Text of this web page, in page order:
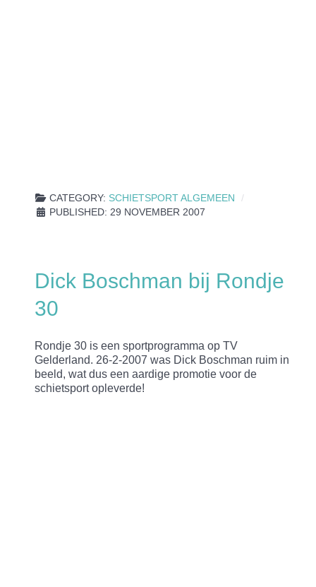
CATEGORY: SCHIETSPORT ALGEMEEN
PUBLISHED: 29 NOVEMBER 2007
Dick Boschman bij Rondje
30
Rondje 30 is een sportprogramma op TV
Gelderland. 26-2-2007 was Dick Boschman ruim in
beeld, wat dus een aardige promotie voor de
schietsport opleverde!